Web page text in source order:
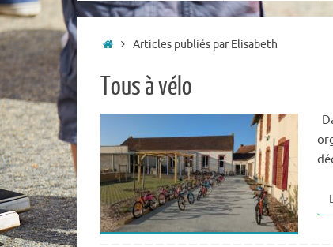
contenu
Accueil
Articles publiés par Elisabeth
Tous à vélo